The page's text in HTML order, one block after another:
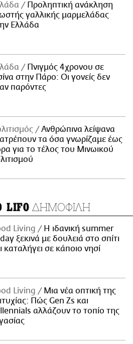
Προληπτική ανάκληση
γαλλικής μαρμελάδας
Ελλάδα
Πνιγμός 4χρονου σε
στην Πάρο: Οι γονείς δεν
παρόντες
Ανθρώπινα λείψανα
τα όσα γνωρίζαμε έως
για το τέλος του Μινωικού
LIFO ΔΗΜΟΦΙΛΗ
Living
Η ιδανική summer
ξεκινά με δουλειά στο σπίτι
καταλήγει σε κάποιο νησί
Living
Μια νέα οπτική της
Πώς Gen Zs και
αλλάζουν το τοπίο της